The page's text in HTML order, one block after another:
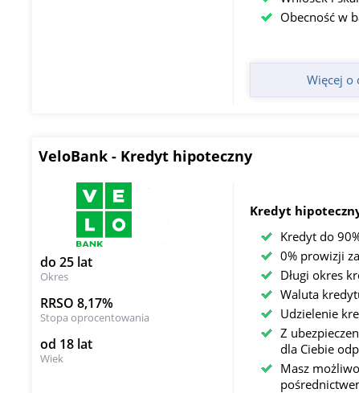
Obecność w
Więcej o
VeloBank - Kredyt hipoteczny
do 25 lat
Okres
RRSO 8,17%
Stopa oprocentowania
od 18 lat
Wiek
Kredyt hipoteczny
Kredyt do
0% prowizji
Długi okres
Waluta
Udzielenie
Z
dla Ciebie
Masz